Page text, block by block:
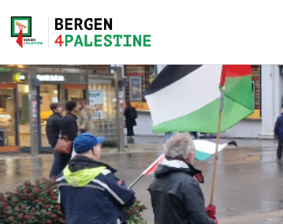
Home
Aktiviteter
Bli med på laget!
Om oss
Kontakt oss